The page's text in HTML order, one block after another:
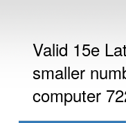
Valid 15e
smaller
computer